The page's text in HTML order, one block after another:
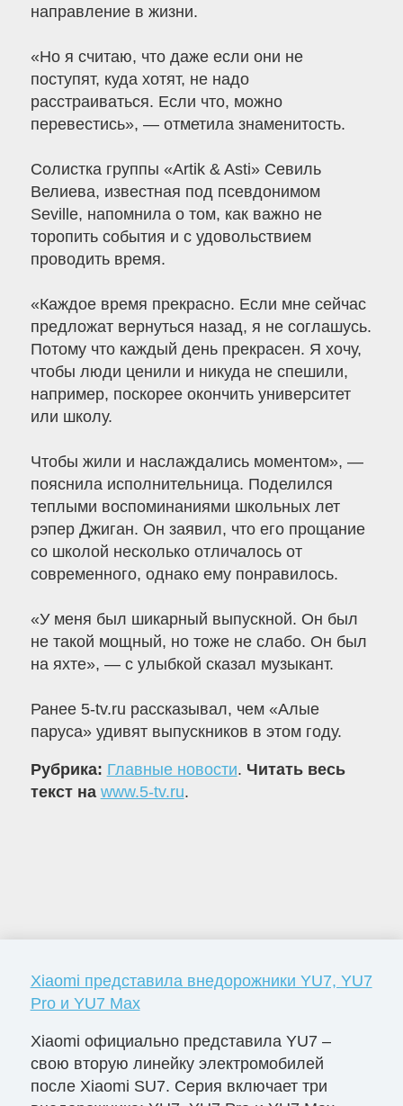
направление в жизни.
«Но я считаю, что даже если они не
поступят, куда хотят, не надо
расстраиваться. Если что, можно
перевестись», — отметила знаменитость.
Солистка группы «Artik & Asti» Севиль
Велиева, известная под псевдонимом
Seville, напомнила о том, как важно не
торопить события и с удовольствием
проводить время.
«Каждое время прекрасно. Если мне сейчас
предложат вернуться назад, я не соглашусь.
Потому что каждый день прекрасен. Я хочу,
чтобы люди ценили и никуда не спешили,
например, поскорее окончить университет
или школу.
Чтобы жили и наслаждались моментом», —
пояснила исполнительница. Поделился
теплыми воспоминаниями школьных лет
рэпер Джиган. Он заявил, что его прощание
со школой несколько отличалось от
современного, однако ему понравилось.
«У меня был шикарный выпускной. Он был
не такой мощный, но тоже не слабо. Он был
на яхте», — с улыбкой сказал музыкант.
Ранее 5-tv.ru рассказывал, чем «Алые
паруса» удивят выпускников в этом году.
Рубрика: Главные новости. Читать весь
текст на www.5-tv.ru.
Xiaomi представила внедорожники YU7, YU7
Pro и YU7 Max
Xiaomi официально представила YU7 –
свою вторую линейку электромобилей
после Xiaomi SU7. Серия включает три